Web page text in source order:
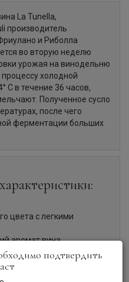
La Tunella,
производитель
и Риболла
во вторую неделю
урожая на винодельню
холодной
C в течение 36 часов,
Полученное сусло
после чего
ферментации больших
цвета с легкими
аромат вина
фруктов, ванили, цветов
с
подтвердить